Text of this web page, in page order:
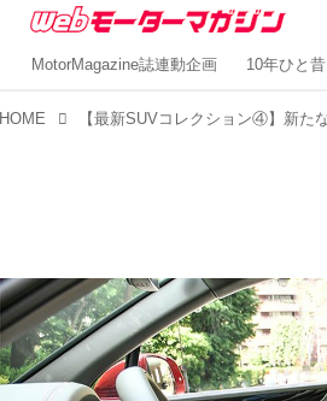
MotorMagazine誌連動企画 10年ひと昔
HOME